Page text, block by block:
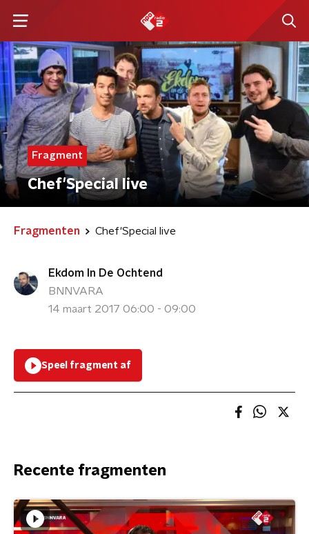
Fragment
Chef'Special live
Fragmenten Chef'Special live
Ekdom In De Ochtend
BNNVARA
14 maart 2017 06:00 - 09:00
Speel fragment af
Recente fragmenten